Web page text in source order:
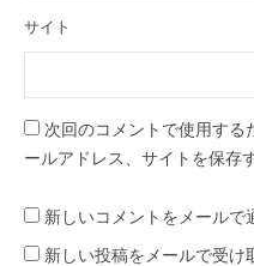
サイト
次回のコメントで使用する
ールアドレス、サイトを保存
新しいコメントをメールで
新しい投稿をメールで受け